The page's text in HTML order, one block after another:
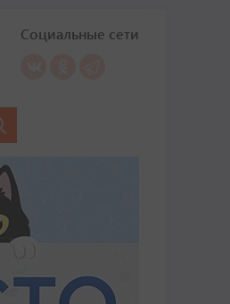
Социальные сети